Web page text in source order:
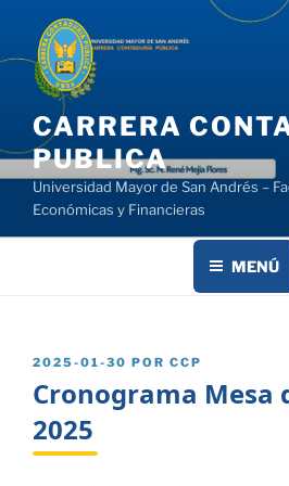
contenido
CARRERA
PUBLICA
Universidad Mayor de San Andrés –
Económicas y Financieras
MENÚ
PUBLICADO
2025-01-30 POR CCP
Cronograma Mesa
2025